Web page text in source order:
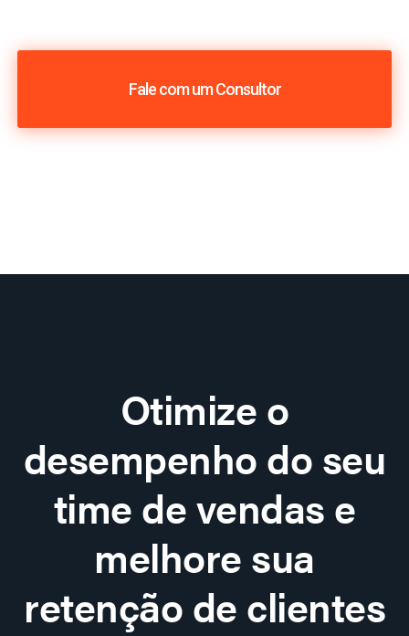
Fale com um Consultor
Otimize o
desempenho do seu
time de vendas e
melhore sua
retenção de clientes